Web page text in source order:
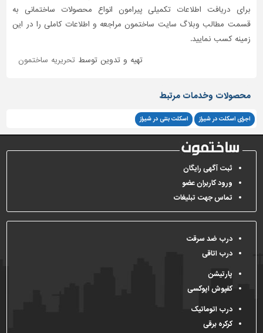
برای دریافت اطلاعات تکمیلی پیرامون انواع محصولات ساختمانی به
قسمت مطالب وبلاگ سایت ساختمون مراجعه و اطلاعات کاملی را در این
زمینه کسب نمایید.
تهیه و تدوین توسط تحریریه ساختمون
محصولات وخدمات مرتبط
اجرای اسکلت در شیراز اسکلت بتنی در شیراز
ثبت آگهی رایگان
ورود کاربران عضو
تماس جهت تبلیغات
درب ضد سرقت
درب اتاقی
پارتیشن
کفپوش اپوکسی
درب اتوماتیک
کرکره برقی